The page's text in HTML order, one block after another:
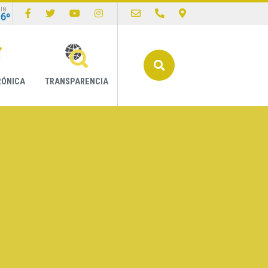
TRANSPARENCIA